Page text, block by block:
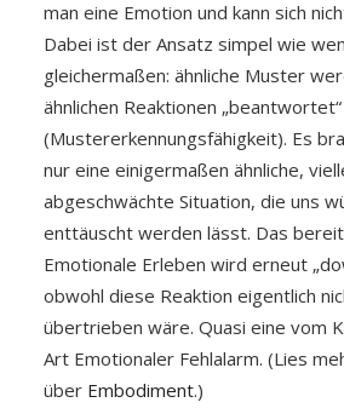
man eine Emotion und kann sich
Dabei ist der Ansatz simpel wie
gleichermaßen: ähnliche Muster
ähnlichen Reaktionen „beantwortet“
(Mustererkennungsfähigkeit). Es
nur eine einigermaßen ähnliche,
abgeschwächte Situation, die uns
enttäuscht werden lässt. Das
Emotionale Erleben wird erneut
obwohl diese Reaktion eigentlich
übertrieben wäre. Quasi eine vom
Art Emotionaler Fehlalarm. (Lies
über Embodiment.)